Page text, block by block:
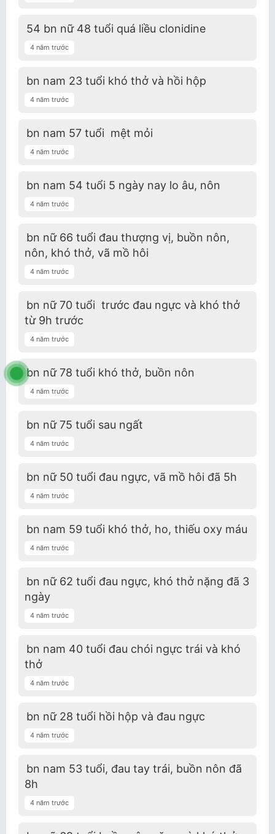
54 bn nữ 48 tuổi quá liều clonidine
4 năm trước
bn nam 23 tuổi khó thở và hồi hộp
4 năm trước
bn nam 57 tuổi mệt mỏi
4 năm trước
bn nam 54 tuổi 5 ngày nay lo âu, nôn
4 năm trước
bn nữ 66 tuổi đau thượng vị, buồn nôn,
nôn, khó thở, vã mồ hôi
4 năm trước
bn nữ 70 tuổi trước đau ngực và khó thở
từ 9h trước
4 năm trước
bn nữ 78 tuổi khó thở, buồn nôn
4 năm trước
bn nữ 75 tuổi sau ngất
4 năm trước
bn nữ 50 tuổi đau ngực, vã mồ hôi đã 5h
4 năm trước
bn nam 59 tuổi khó thở, ho, thiếu oxy máu
4 năm trước
bn nữ 62 tuổi đau ngực, khó thở nặng đã 3
ngày
4 năm trước
bn nam 40 tuổi đau chói ngực trái và khó
thở
4 năm trước
bn nữ 28 tuổi hồi hộp và đau ngực
4 năm trước
bn nam 53 tuổi, đau tay trái, buồn nôn đã
8h
4 năm trước